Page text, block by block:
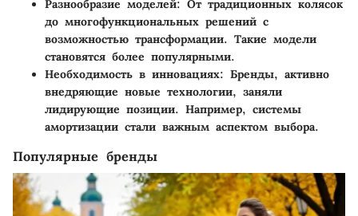
Разнообразие моделей: От традиционных колясок
до многофункциональных решений с
возможностью трансформации. Такие модели
становятся более популярными.
Необходимость в инновациях: Бренды, активно
внедряющие новые технологии, заняли
лидирующие позиции. Например, системы
амортизации стали важным аспектом выбора.
Популярные бренды